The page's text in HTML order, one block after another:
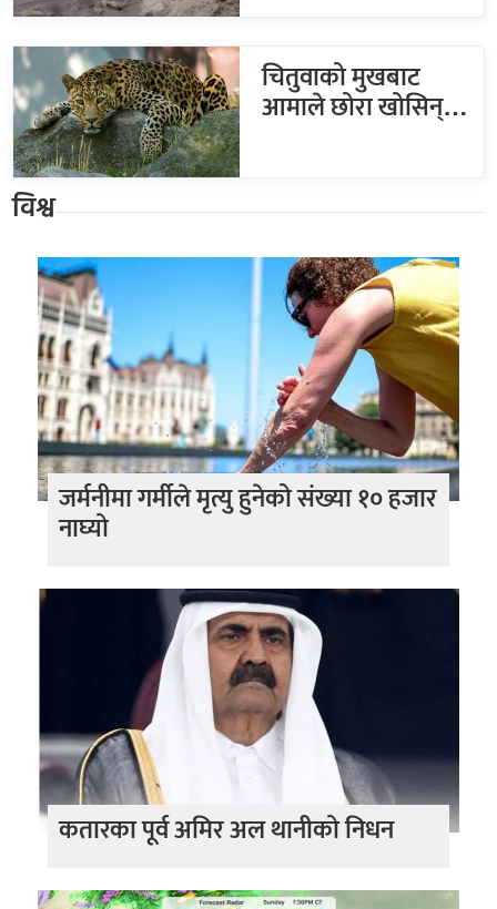
चितुवाको मुखबाट
आमाले छोरा खोसिन्…
विश्व
जर्मनीमा गर्मीले मृत्यु हुनेको संख्या १० हजार
नाघ्यो
कतारका पूर्व अमिर अल थानीको निधन